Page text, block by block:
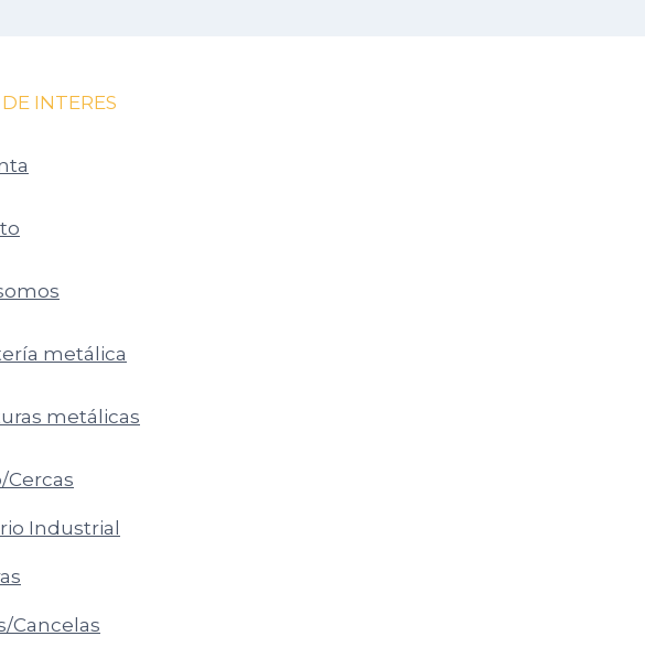
INTERES
metálica
metálicas
Cercas
Industrial
Cancelas